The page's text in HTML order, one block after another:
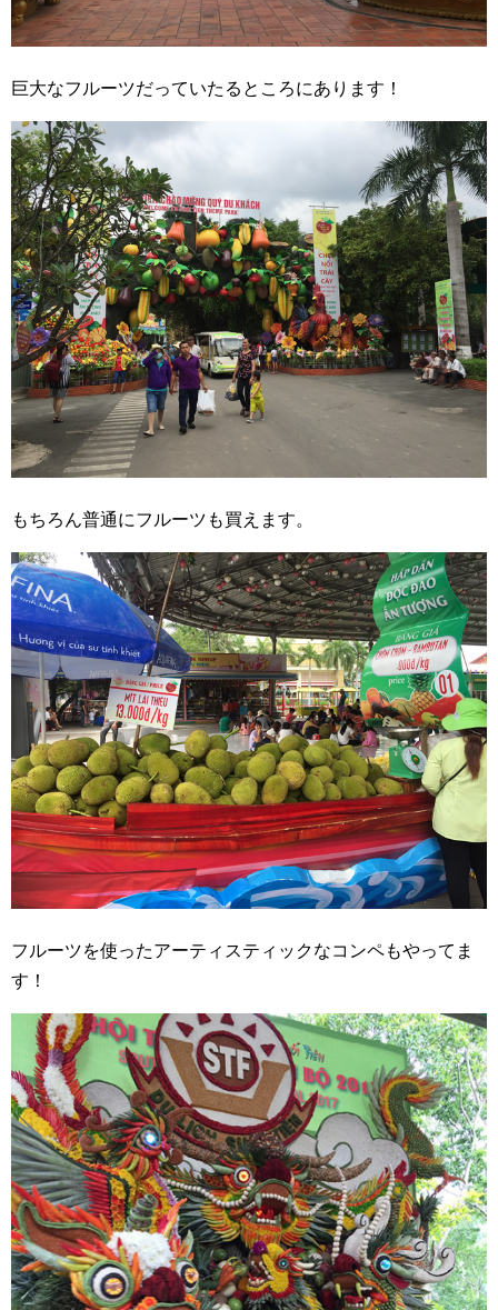
巨大なフルーツだっていたるところにあります！
もちろん普通にフルーツも買えます。
フルーツを使ったアーティスティックなコンペもやってま
す！